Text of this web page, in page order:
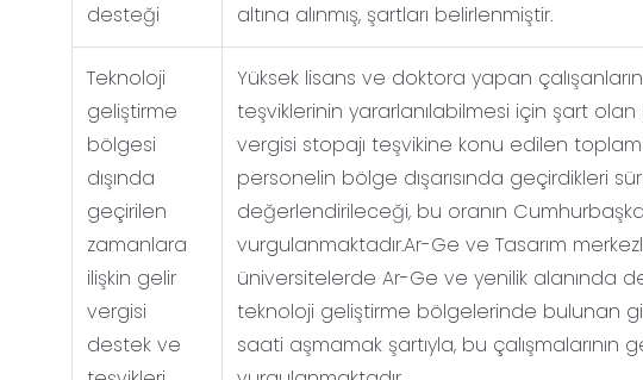
desteği
altına alınmış, şartları belirlenmiştir.
Teknoloji
geliştirme
bölgesi
dışında
geçirilen
zamanlara
ilişkin gelir
vergisi
destek ve
Yüksek lisans ve doktora yapan
teşviklerinin yararlanılabilmesi için şart olan
vergisi stopajı teşvikine konu edilen toplam
personelin bölge dışarısında geçirdikleri
değerlendirileceği, bu oranın
vurgulanmaktadır.Ar-Ge ve Tasarım
üniversitelerde Ar-Ge ve yenilik alanında
teknoloji geliştirme bölgelerinde bulunan
saati aşmamak şartıyla, bu